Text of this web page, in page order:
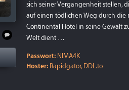
sich seiner Vergangenheit stellen,
auf einen tödlichen Weg durch die
Continental Hotel in seine Gewalt
Welt dient …
Passwort: NIMA4K
Hoster: Rapidgator, DDL.to